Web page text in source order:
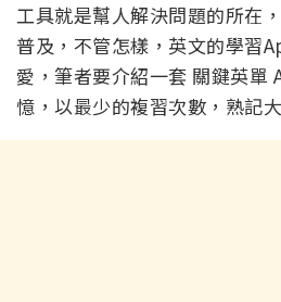
工具就是幫人解決問題的所在
普及，不管怎樣，英文的學習
愛，筆者要介紹一套 關鍵英單
憶，以最少的複習次數，熟記